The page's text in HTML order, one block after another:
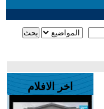
اخر الافلام